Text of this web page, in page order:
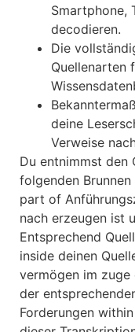
Smartphone,
decodieren.
Die
Quellenarten
deine
Verweise
Du entnimmst den
folgenden
part of
nach erzeugen ist
Entsprechend
inside deinen
vermögen im zuge
der
Forderungen